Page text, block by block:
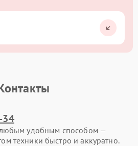
34
любым удобным способом —
техники быстро и аккуратно.